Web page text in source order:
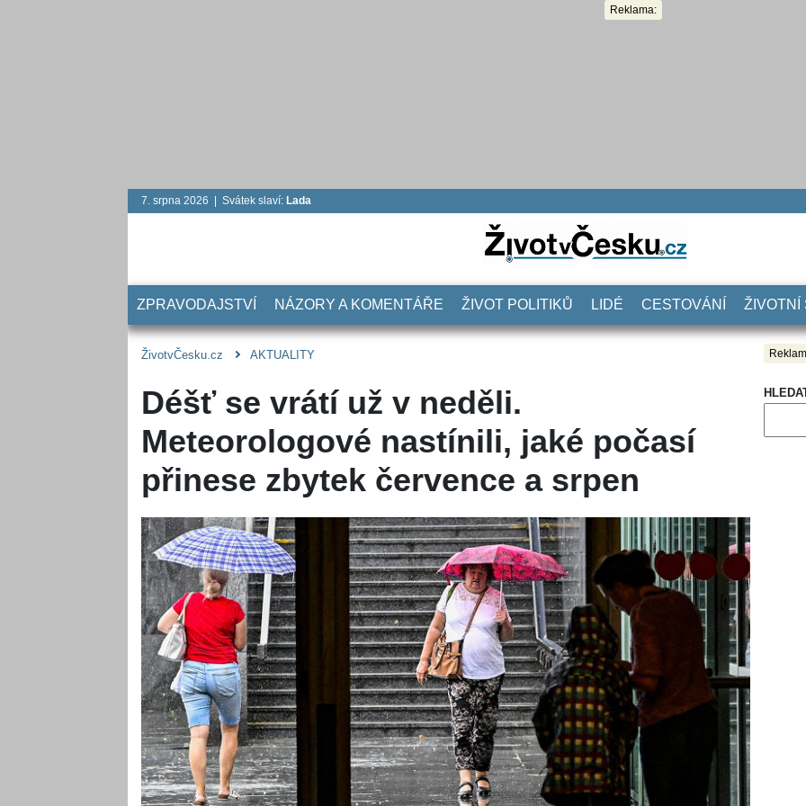
Reklama:
7. srpna 2026 | Svátek slaví: Lada
ZPRAVODAJSTVÍ NÁZORY A KOMENTÁŘE ŽIVOT POLITIKŮ LIDÉ CESTOVÁNÍ ŽIVOTNÍ
ŽivotvČesku.cz AKTUALITY
Déšť se vrátí už v neděli.
Meteorologové nastínili, jaké počasí
přinese zbytek července a srpen